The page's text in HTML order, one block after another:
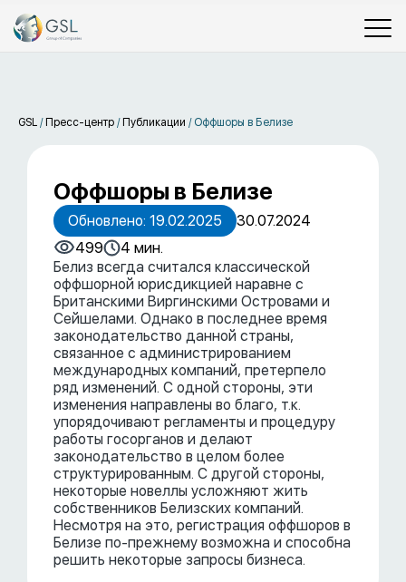
GSL / Пресс-центр / Публикации / Оффшоры в Белизе
Оффшоры в Белизе
Обновлено: 19.02.2025
30.07.2024
499
4 мин.
Белиз всегда считался классической
оффшорной юрисдикцией наравне с
Британскими Виргинскими Островами и
Сейшелами. Однако в последнее время
законодательство данной страны,
связанное с администрированием
международных компаний, претерпело
ряд изменений. С одной стороны, эти
изменения направлены во благо, т.к.
упорядочивают регламенты и процедуру
работы госорганов и делают
законодательство в целом более
структурированным. С другой стороны,
некоторые новеллы усложняют жить
собственников Белизских компаний.
Несмотря на это, регистрация оффшоров в
Белизе по-прежнему возможна и способна
решить некоторые запросы бизнеса.